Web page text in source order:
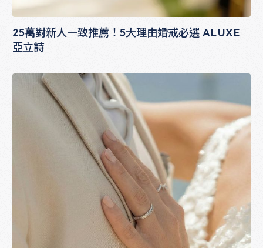
25萬對新人一致推薦！5大理由婚戒必選 ALUXE
亞立詩